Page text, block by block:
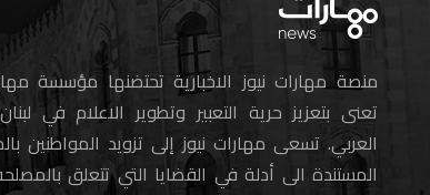
منصة مهارات نيوز الاخبارية تحتضنها مؤسسة
تعنى بتعزيز حرية التعبير وتطوير الاعلام في
العربي. تسعى مهارات نيوز إلى تزويد المواطنين
المستندة الى أدلة في القضايا التي تتعلق